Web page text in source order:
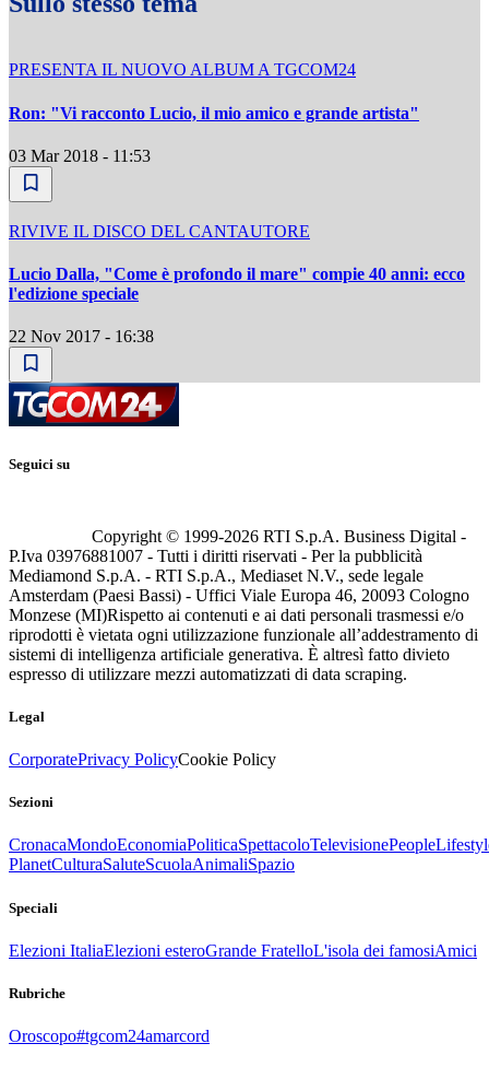
PRESENTA IL NUOVO ALBUM A TGCOM24
Ron: "Vi racconto Lucio, il mio amico e grande artista"
03 Mar 2018 - 11:53
RIVIVE IL DISCO DEL CANTAUTORE
Lucio Dalla, "Come è profondo il mare" compie 40 anni: ecco
l'edizione speciale
22 Nov 2017 - 16:38
Seguici su
Copyright © 1999-2026 RTI S.p.A. Business Digital -
P.Iva 03976881007 - Tutti i diritti riservati - Per la pubblicità
Mediamond S.p.A. - RTI S.p.A., Mediaset N.V., sede legale
Amsterdam (Paesi Bassi) - Uffici Viale Europa 46, 20093 Cologno
Monzese (MI)Rispetto ai contenuti e ai dati personali trasmessi e/o
riprodotti è vietata ogni utilizzazione funzionale all’addestramento di
sistemi di intelligenza artificiale generativa. È altresì fatto divieto
espresso di utilizzare mezzi automatizzati di data scraping.
Legal
CorporatePrivacy PolicyCookie Policy
Sezioni
CronacaMondoEconomiaPoliticaSpettacoloTelevisionePeople
PlanetCulturaSaluteScuolaAnimaliSpazio
Speciali
Elezioni ItaliaElezioni esteroGrande FratelloL'isola dei famosiAmici
Rubriche
Oroscopo#tgcom24amarcord